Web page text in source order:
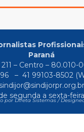
Paraná
– Centro – 80.010-
– 41 99103-8502
sindijor@sindijorpr.org.br
segunda a sexta-
por Direta Sistemas /